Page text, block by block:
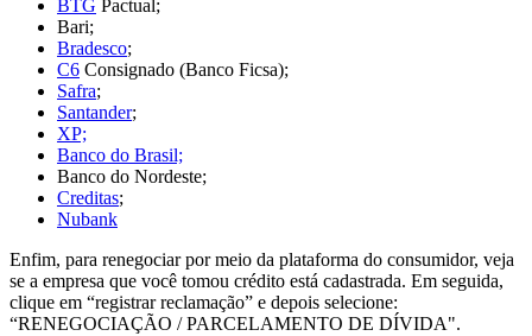
BTG Pactual;
Bari;
Bradesco;
C6 Consignado (Banco Ficsa);
Safra;
Santander;
XP;
Banco do Brasil;
Banco do Nordeste;
Creditas;
Nubank
Enfim, para renegociar por meio da plataforma do consumidor, veja
se a empresa que você tomou crédito está cadastrada. Em seguida,
clique em “registrar reclamação” e depois selecione:
“RENEGOCIAÇÃO / PARCELAMENTO DE DÍVIDA".